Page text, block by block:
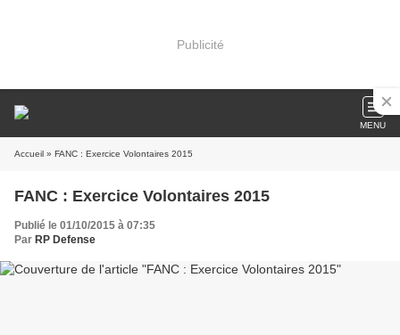
Publicité
MENU
Accueil » FANC : Exercice Volontaires 2015
FANC : Exercice Volontaires 2015
Publié le 01/10/2015 à 07:35
Par RP Defense